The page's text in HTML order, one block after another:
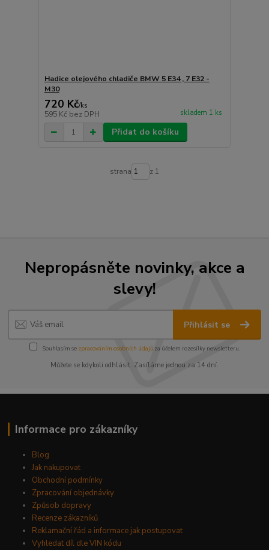
Hadice olejového chladiče BMW 5 E34 , 7 E32 -
M30
720 Kč/ks
595 Kč bez DPH skladem 1 ks
Přidat do košíku
strana z 1
Nepropásněte novinky, akce a
slevy!
Přihlásit se
Souhlasím se zpracováním osobních údajůza účelem rozesílky newsletteru.
Můžete se kdykoli odhlásit. Zasíláme jednou za 14 dní.
Informace pro zákazníky
Blog
Jak nakupovat
Obchodní podmínky
Zpracování objednávky
Způsob dopravy
Recenze zákazníků
Reklamační řád a informace jak postupovat
Vyhledat díl dle VIN kódu